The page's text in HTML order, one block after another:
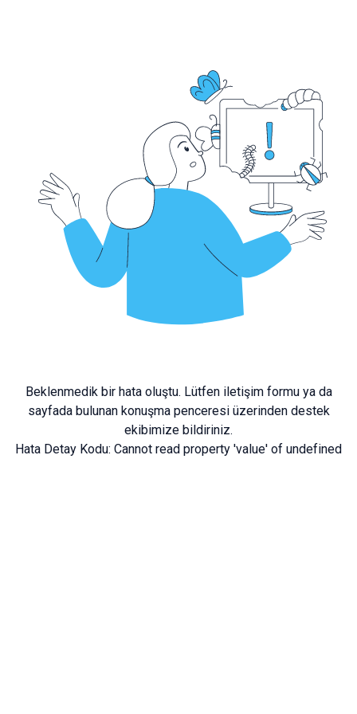
Beklenmedik bir hata oluştu. Lütfen iletişim formu ya da
sayfada bulunan konuşma penceresi üzerinden destek
ekibimize bildiriniz.
Hata Detay Kodu: Cannot read property 'value' of undefined